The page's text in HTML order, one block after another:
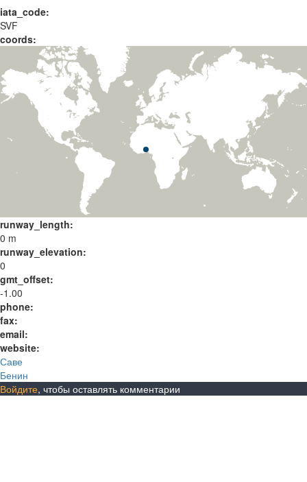
iata_code:
SVF
coords:
runway_length:
0 m
runway_elevation:
0
gmt_offset:
-1.00
phone:
fax:
email:
website:
Саве
Бенин
Войдите, чтобы оставлять комментарии